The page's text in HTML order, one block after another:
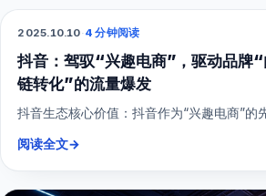
抖音短视频
2025.10.10·4 分钟阅读
抖音：驾驭“兴趣电商”，驱动品牌
链转化”的流量爆发
抖音生态核心价值：抖音作为“兴趣电商”的
阅读全文→